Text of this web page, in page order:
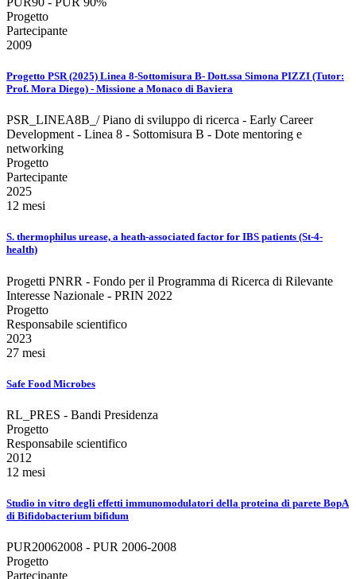
Progetto
Partecipante
2009
Progetto PSR (2025) Linea 8-Sottomisura B- Dott.ssa Simona PIZZI (Tutor:
Prof. Mora Diego) - Missione a Monaco di Baviera
PSR_LINEA8B_/ Piano di sviluppo di ricerca - Early Career
Development - Linea 8 - Sottomisura B - Dote mentoring e
networking
Progetto
Partecipante
2025
12 mesi
S. thermophilus urease, a heath-associated factor for IBS patients (St-4-
health)
Progetti PNRR - Fondo per il Programma di Ricerca di Rilevante
Interesse Nazionale - PRIN 2022
Progetto
Responsabile scientifico
2023
27 mesi
Safe Food Microbes
RL_PRES - Bandi Presidenza
Progetto
Responsabile scientifico
2012
12 mesi
Studio in vitro degli effetti immunomodulatori della proteina di parete BopA
di Bifidobacterium bifidum
PUR20062008 - PUR 2006-2008
Progetto
Partecipante